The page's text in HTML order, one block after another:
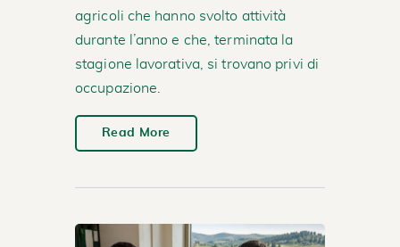
agricoli che hanno svolto attività
durante l’anno e che, terminata la
stagione lavorativa, si trovano privi di
occupazione.
Read More